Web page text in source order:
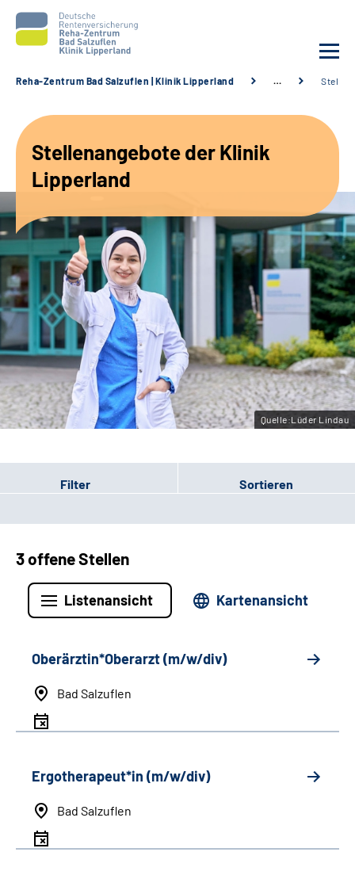
Unsere Angebote
Service
Karriere
Sozialdienste & Zuweisende
Suche
Leichte Sprache
Gebärdensprache
Reha-Zentrum Bad Salzuflen | Klinik Lipperland …
Stellenangebote der Klinik
Lipperland
Quelle:Lüder Lindau
Filter Sortieren
3 offene Stellen
Listenansicht Kartenansicht
Oberärztin*Oberarzt (m/w/div)
Bad Salzuflen
Ergotherapeut*in (m/w/div)
Bad Salzuflen